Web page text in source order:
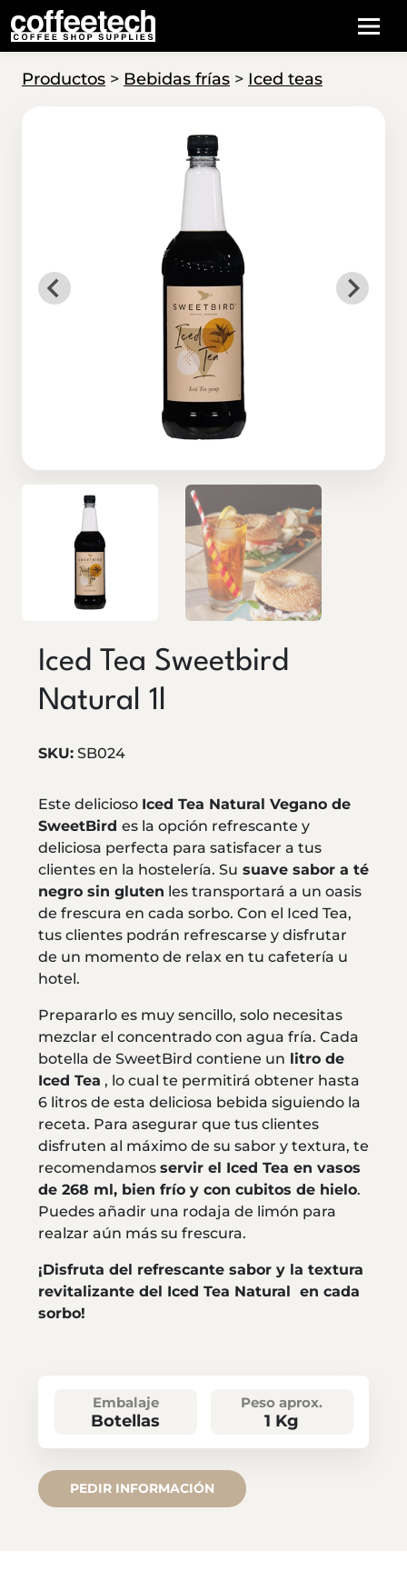
Productos > Bebidas frías > Iced teas
Iced Tea Sweetbird
Natural 1l
SKU: SB024
Este delicioso Iced Tea Natural Vegano de
SweetBird es la opción refrescante y
deliciosa perfecta para satisfacer a tus
clientes en la hostelería. Su suave sabor a té
negro sin gluten les transportará a un oasis
de frescura en cada sorbo. Con el Iced Tea,
tus clientes podrán refrescarse y disfrutar
de un momento de relax en tu cafetería u
hotel.
Prepararlo es muy sencillo, solo necesitas
mezclar el concentrado con agua fría. Cada
botella de SweetBird contiene un litro de
Iced Tea , lo cual te permitirá obtener hasta
6 litros de esta deliciosa bebida siguiendo la
receta. Para asegurar que tus clientes
disfruten al máximo de su sabor y textura, te
recomendamos servir el Iced Tea en vasos
de 268 ml, bien frío y con cubitos de hielo.
Puedes añadir una rodaja de limón para
realzar aún más su frescura.
¡Disfruta del refrescante sabor y la textura
revitalizante del Iced Tea Natural en cada
sorbo!
Embalaje
Botellas
Peso aprox.
1 Kg
PEDIR INFORMACIÓN